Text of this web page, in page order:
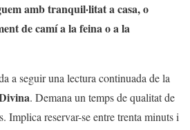
amb tranquil·litat a casa, o
de camí a la feina o a la
a seguir una lectura continuada de la
. Demana un temps de qualitat de
Implica reservar-se entre trenta minuts i